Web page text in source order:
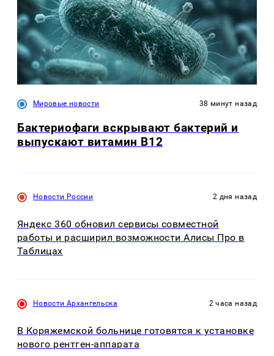
Мировые новости 38 минут назад
Бактериофаги вскрывают бактерий и
выпускают витамин B12
Новости России 2 дня назад
Яндекс 360 обновил сервисы совместной
работы и расширил возможности Алисы Про в
Таблицах
Новости Архангельска 2 часа назад
В Коряжемской больнице готовятся к установке
нового рентген-аппарата